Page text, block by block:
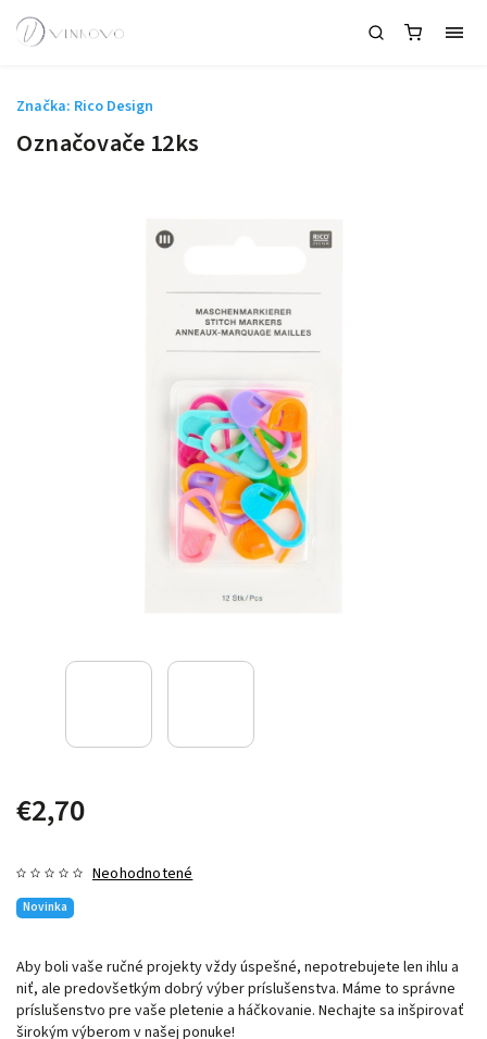
Označovače 12ks
€2,70
Novinka
Neohodnotené
Aby boli vaše ručné projekty vždy úspešné, nepotrebujete len ihlu a
niť, ale predovšetkým dobrý výber príslušenstva. Máme to správne
príslušenstvo pre vaše pletenie a háčkovanie. Nechajte sa inšpirovať
širokým výberom v našej ponuke!
Značka: Rico Design